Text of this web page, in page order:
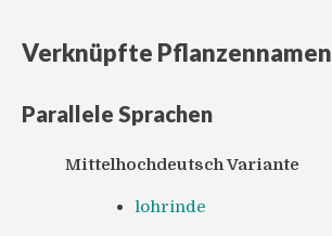
Verknüpfte Pflanzennamen
Parallele Sprachen
Mittelhochdeutsch Variante
lohrinde